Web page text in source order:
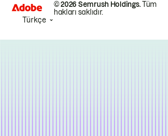
© 2026 Semrush Holdings.Tüm
hakları saklıdır.
Türkçe